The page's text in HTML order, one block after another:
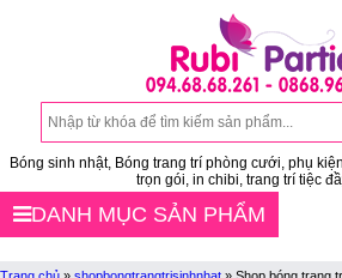
Bóng sinh nhật, Bóng trang trí phòng cưới, phụ
trọn gói, in chibi, trang trí tiệc
DANH MỤC SẢN PHẨM